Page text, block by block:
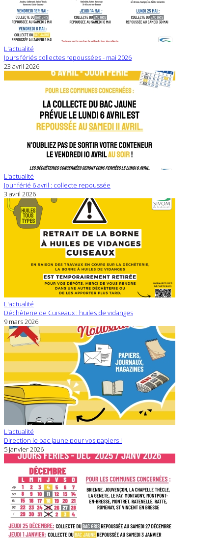
L'actualité
Jours fériés collectes repoussées - mai 2026
23 avril 2026
L'actualité
Jour férié 6 avril : collecte repoussée
3 avril 2026
L'actualité
Déchèterie de Cuiseaux : huiles de vidanges
9 mars 2026
L'actualité
Direction le bac jaune pour vos papiers !
5 janvier 2026